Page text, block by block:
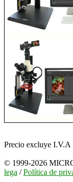
Precio excluye I.V.A
© 1999-2026
lega /Política de